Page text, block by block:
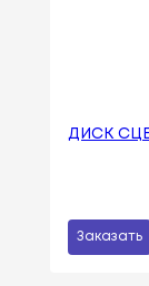
ДИСК
Заказать